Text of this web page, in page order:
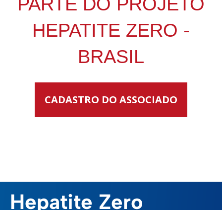
HEPATITE ZERO -
BRASIL
CADASTRO DO ASSOCIADO
Hepatite Zero